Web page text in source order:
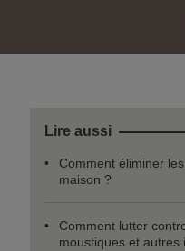
Lire aussi
Comment éliminer
maison ?
Comment lutter
moustiques et autres